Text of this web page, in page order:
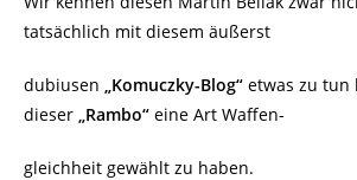
tatsächlich mit diesem äußerst
dubiusen „Komuczky-Blog“ etwas zu tun
dieser „Rambo“ eine Art Waffen-
gleichheit gewählt zu haben.